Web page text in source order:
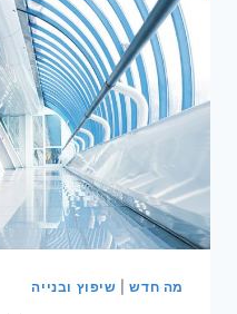
מה חדש| שיפוץ ובנייה